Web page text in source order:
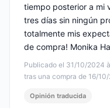
Publicado el 31/10/2024
tras una compra de 16/
tiempo posterior a mi
tres días sin ningún
totalmente mis
de compra! Monika
Opinión traducida